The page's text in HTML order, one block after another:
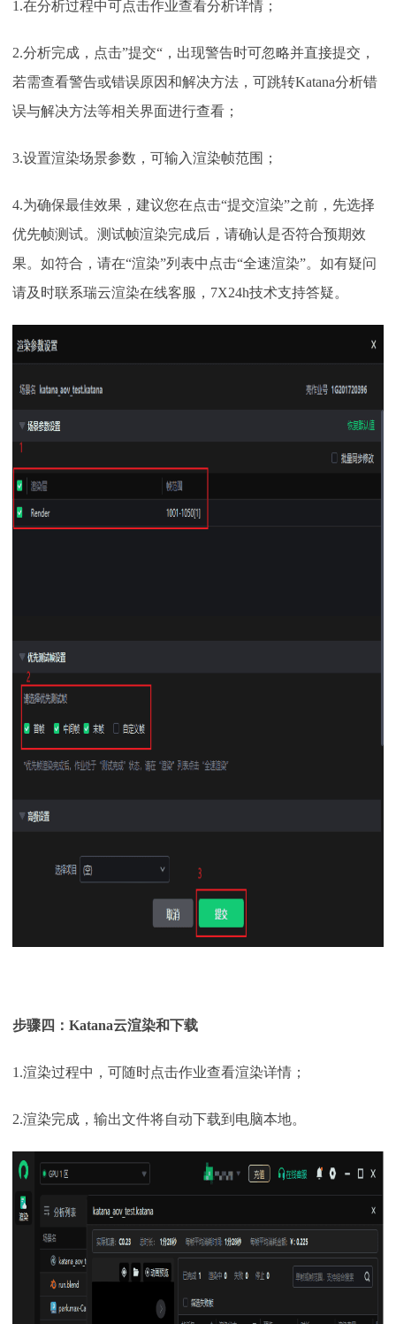
1.在分析过程中可点击作业查看分析详情；
2.分析完成，点击”提交“，出现警告时可忽略并直接提交，
若需查看警告或错误原因和解决方法，可跳转Katana分析错
误与解决方法等相关界面进行查看；
3.设置渲染场景参数，可输入渲染帧范围；
4.为确保最佳效果，建议您在点击“提交渲染”之前，先选择
优先帧测试。测试帧渲染完成后，请确认是否符合预期效
果。如符合，请在“渲染”列表中点击“全速渲染”。如有疑问
请及时联系瑞云渲染在线客服， 7X24h技术支持答疑。
步骤四： Katana云渲染和下载
1.渲染过程中，可随时点击作业查看渲染详情；
2.渲染完成，输出文件将自动下载到电脑本地。